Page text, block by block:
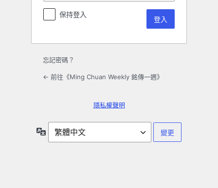
保持登入
忘記密碼？
← 前往《Ming Chuan Weekly 銘傳一週》
隱私權聲明
言